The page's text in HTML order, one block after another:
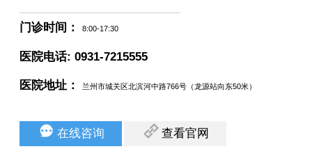
门诊时间： 8:00-17:30
医院电话: 0931-7215555
医院地址： 兰州市城关区北滨河中路766号（龙源站向东50米）
在线咨询 查看官网